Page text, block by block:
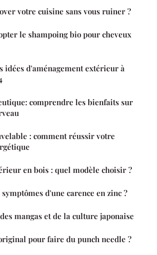
votre cuisine sans vous ruiner ?
le shampoing bio pour cheveux
idées d'aménagement extérieur à
comprendre les bienfaits sur
: comment réussir votre
en bois : quel modèle choisir ?
d'une carence en zinc ?
mangas et de la culture japonaise
pour faire du punch needle ?